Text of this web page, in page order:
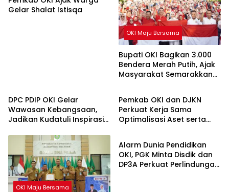
Gelar Shalat Istisqa
OKI Maju Bersama
Bupati OKI Bagikan 3.000
Bendera Merah Putih, Ajak
Masyarakat Semarakkan
DPC PDIP OKI Gelar
Wawasan Kebangsaan,
Jadikan Kudatuli Inspirasi
OKI Maju Bersama
Pemkab OKI dan DJKN
Perkuat Kerja Sama
Optimalisasi Aset serta
OKI Maju Bersama
OKI Maju Bersama
Alarm Dunia Pendidikan
OKI, PGK Minta Disdik dan
DP3A Perkuat Perlindungan